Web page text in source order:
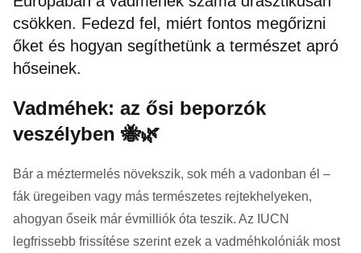
csökken. Fedezd fel, miért fontos megőrizni
őket és hogyan segíthetünk a természet apró
hőseinek.
Vadméhek: az ősi beporzók
veszélyben 🐝🌿
Bár a méztermelés növekszik, sok méh a vadonban él –
fák üregeiben vagy más természetes rejtekhelyeken,
ahogyan őseik már évmilliók óta teszik. Az IUCN
legfrissebb frissítése szerint ezek a vadméhkolóniák most